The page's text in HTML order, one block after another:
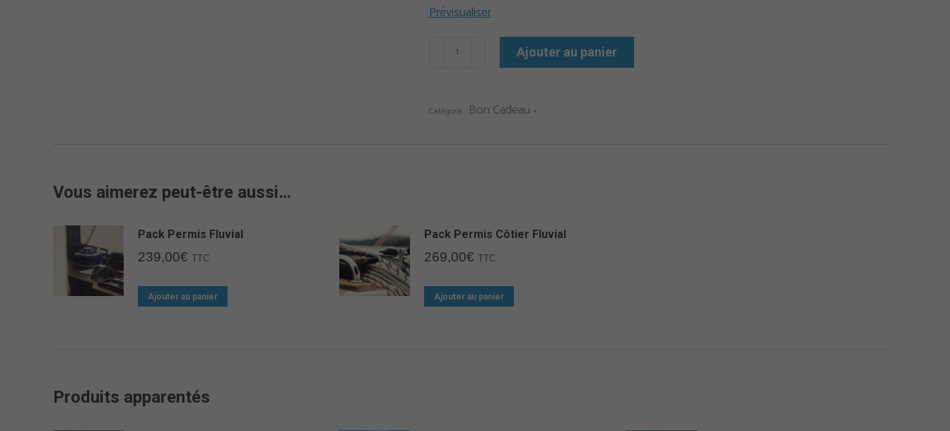
Prévisualiser
quantité
cadeau
Ajouter au panier
Catégorie : Bon Cadeau
Vous aimerez peut-être aussi…
Pack Permis Fluvial
239,00€ TTC
Ajouter au panier
Pack Permis Côtier Fluvial
269,00€ TTC
Ajouter au panier
Produits apparentés